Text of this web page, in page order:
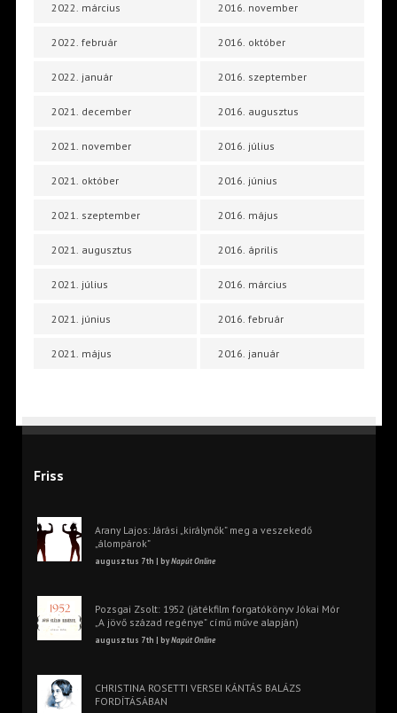
2022. március
2022. február
2022. január
2021. december
2021. november
2021. október
2021. szeptember
2021. augusztus
2021. július
2021. június
2021. május
2016. november
2016. október
2016. szeptember
2016. augusztus
2016. július
2016. június
2016. május
2016. április
2016. március
2016. február
2016. január
Friss
Arany Lajos: Járási „királynők” meg a veszekedő
„álompárok”
augusztus 7th | byNapút Online
Pozsgai Zsolt: 1952 (játékfilm forgatókönyv Jókai Mór
„A jövő század regénye” című műve alapján)
augusztus 7th | byNapút Online
CHRISTINA ROSETTI VERSEI KÁNTÁS BALÁZS
FORDÍTÁSÁBAN